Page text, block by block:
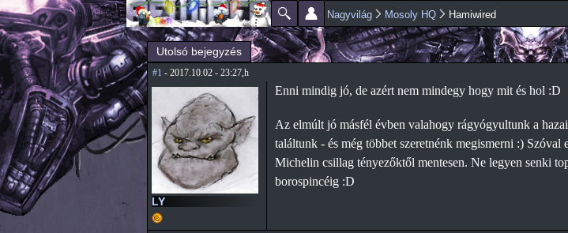
Ugrás a
tartalomra
Főmenü
Jelenlegi hely
Nagyvilág Mosoly HQ Hamiwired
Utolsó bejegyzés
#1 - 2017.10.02 - 23:27,h
LY
Enni mindig jó, de azért nem mindegy hogy mit és hol :D
Az elmúlt jó másfél évben valahogy rágyógyultunk a
találtunk - és még többet szeretnénk megismerni :)
Michelin csillag tényezőktől mentesen. Ne legyen senki
borospincéig :D